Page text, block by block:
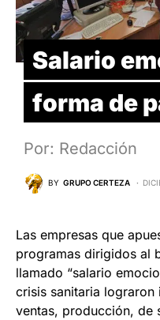
Salario
forma de
Por: Redacción
BY GRUPO CERTEZA
Las empresas que
programas dirigidos al
llamado “salario
crisis sanitaria lograron
ventas, producción, de